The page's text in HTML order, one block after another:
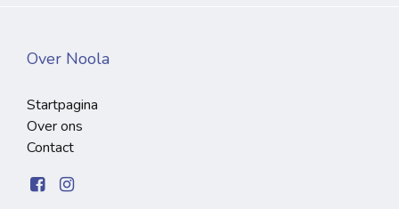
Over Noola
Startpagina
Over ons
Contact